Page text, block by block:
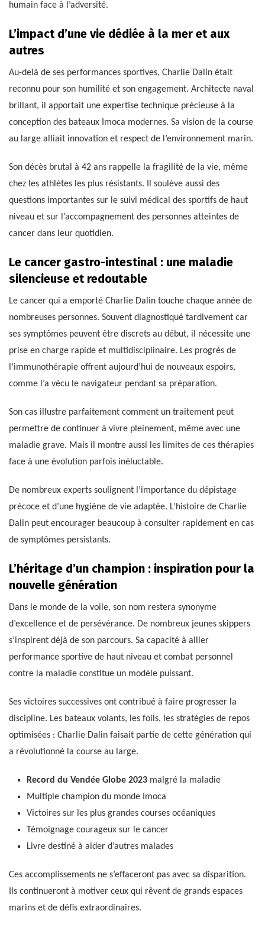
humain face à l’adversité.
L’impact d’une vie dédiée à la mer et aux
autres
Au-delà de ses performances sportives, Charlie Dalin était
reconnu pour son humilité et son engagement. Architecte naval
brillant, il apportait une expertise technique précieuse à la
conception des bateaux Imoca modernes. Sa vision de la course
au large alliait innovation et respect de l’environnement marin.
Son décès brutal à 42 ans rappelle la fragilité de la vie, même
chez les athlètes les plus résistants. Il soulève aussi des
questions importantes sur le suivi médical des sportifs de haut
niveau et sur l’accompagnement des personnes atteintes de
cancer dans leur quotidien.
Le cancer gastro-intestinal : une maladie
silencieuse et redoutable
Le cancer qui a emporté Charlie Dalin touche chaque année de
nombreuses personnes. Souvent diagnostiqué tardivement car
ses symptômes peuvent être discrets au début, il nécessite une
prise en charge rapide et multidisciplinaire. Les progrès de
l’immunothérapie offrent aujourd’hui de nouveaux espoirs,
comme l’a vécu le navigateur pendant sa préparation.
Son cas illustre parfaitement comment un traitement peut
permettre de continuer à vivre pleinement, même avec une
maladie grave. Mais il montre aussi les limites de ces thérapies
face à une évolution parfois inéluctable.
De nombreux experts soulignent l’importance du dépistage
précoce et d’une hygiène de vie adaptée. L’histoire de Charlie
Dalin peut encourager beaucoup à consulter rapidement en cas
de symptômes persistants.
L’héritage d’un champion : inspiration pour la
nouvelle génération
Dans le monde de la voile, son nom restera synonyme
d’excellence et de persévérance. De nombreux jeunes skippers
s’inspirent déjà de son parcours. Sa capacité à allier
performance sportive de haut niveau et combat personnel
contre la maladie constitue un modèle puissant.
Ses victoires successives ont contribué à faire progresser la
discipline. Les bateaux volants, les foils, les stratégies de repos
optimisées : Charlie Dalin faisait partie de cette génération qui
a révolutionné la course au large.
Record du Vendée Globe 2023 malgré la maladie
Multiple champion du monde Imoca
Victoires sur les plus grandes courses océaniques
Témoignage courageux sur le cancer
Livre destiné à aider d’autres malades
Ces accomplissements ne s’effaceront pas avec sa disparition.
Ils continueront à motiver ceux qui rêvent de grands espaces
marins et de défis extraordinaires.